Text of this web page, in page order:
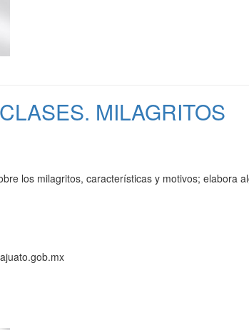
MILAGRITOS
los milagritos, características y motivos; elabora